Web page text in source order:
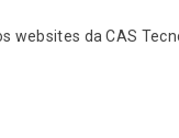
websites da CAS